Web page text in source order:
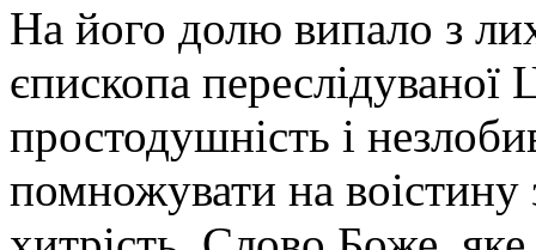
На його долю випало з
єпископа переслідуваної
простодушність і
помножувати на воістину